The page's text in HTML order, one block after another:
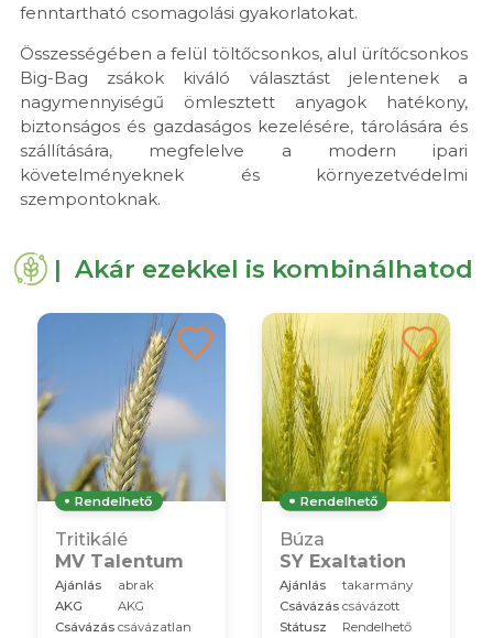
fenntartható csomagolási gyakorlatokat.
Összességében a felül töltőcsonkos, alul ürítőcsonkos
Big-Bag zsákok kiváló választást jelentenek a
nagymennyiségű ömlesztett anyagok hatékony,
biztonságos és gazdaságos kezelésére, tárolására és
szállítására, megfelelve a modern ipari
követelményeknek és környezetvédelmi
szempontoknak.
| Akár ezekkel is kombinálhatod
Rendelhető
Tritikálé
MV Talentum
Ajánlás
abrak
AKG
AKG
Csávázás csávázatlan
Rendelhető
Búza
SY Exaltation
Ajánlás
takarmány
Csávázás csávázott
Státusz
Rendelhető